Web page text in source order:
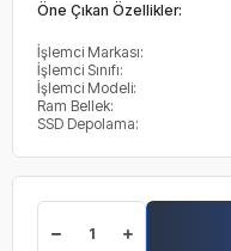
Öne Çıkan Özellikler:
İşlemci Markası:
İşlemci Sınıfı:
İşlemci Modeli:
Ram Bellek:
SSD Depolama: